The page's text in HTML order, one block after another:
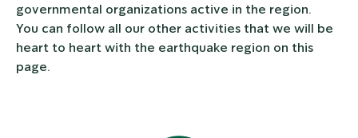
governmental organizations active in the region.
You can follow all our other activities that we will be
heart to heart with the earthquake region on this
page.